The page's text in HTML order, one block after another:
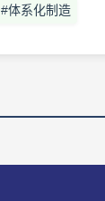
#体系化制造